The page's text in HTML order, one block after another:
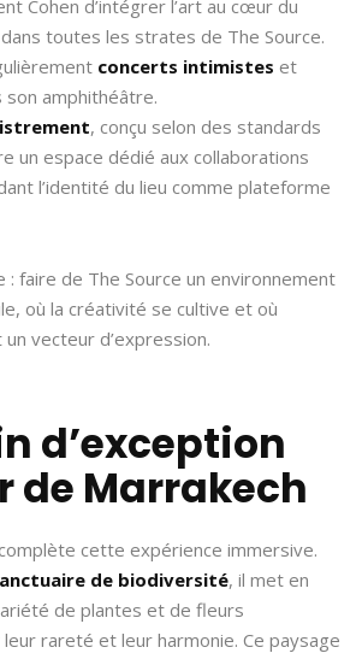
Cohen d’intégrer l’art au cœur du
toutes les strates de The Source.
concerts intimistes et
amphithéâtre.
, conçu selon des standards
un espace dédié aux collaborations
l’identité du lieu comme plateforme
: faire de The Source un environnement
où la créativité se cultive et où
vecteur d’expression.
d’exception
de Marrakech
cette expérience immersive.
de biodiversité, il met en
de plantes et de fleurs
rareté et leur harmonie. Ce paysage